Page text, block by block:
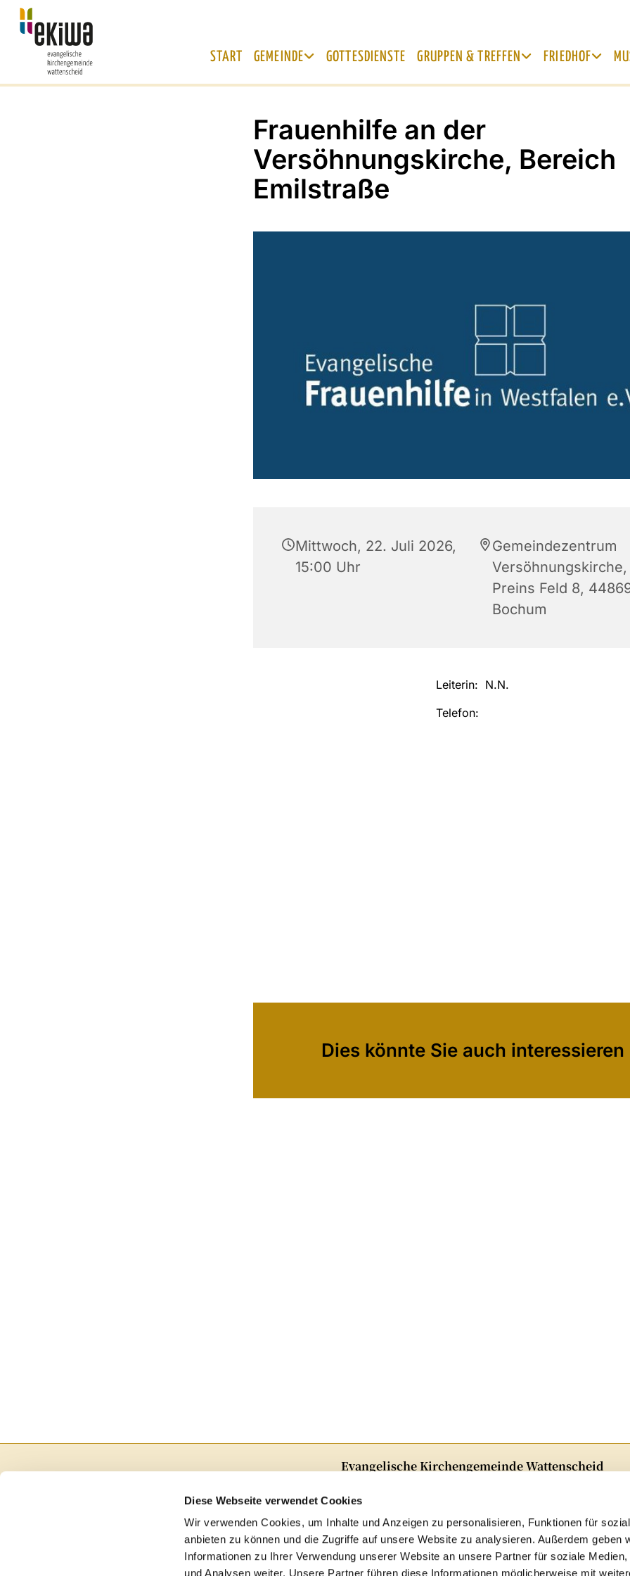
Diese Webseite verwendet Cookies
Wir verwenden Cookies, um Inhalte und Anzeigen zu personalisieren, Funktionen für
anbieten zu können und die Zugriffe auf unsere Website zu analysieren. Außerdem geben
Informationen zu Ihrer Verwendung unserer Website an unsere Partner für soziale Medien,
und Analysen weiter. Unsere Partner führen diese Informationen möglicherweise mit
START GEMEINDE GOTTESDIENSTE GRUPPEN & TREFFEN FRIEDHOF
Frauenhilfe an der
Versöhnungskirche, Bereich
Emilstraße
Mittwoch, 22. Juli 2026,
15:00 Uhr
Gemeindezentrum
Versöhnungskirche,
Preins Feld 8,
Bochum
Leiterin: N.N.
Telefon:
Dies könnte Sie auch interessieren
Evangelische Kirchengemeinde Wattenscheid
E-Mail:
ge-kg-Wattenscheid@ekvw.de
 Folgen Sie uns auf Instagram!